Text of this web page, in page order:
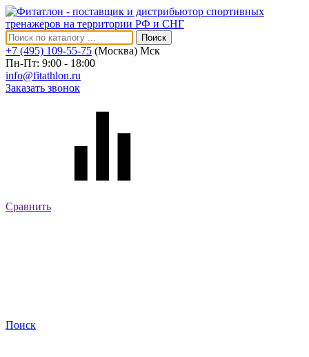
Поиск
+7 (495) 109-55-75 (Москва) Мск
Пн-Пт: 9:00 - 18:00
info@fitathlon.ru
Заказать звонок
Сравнить
Поиск